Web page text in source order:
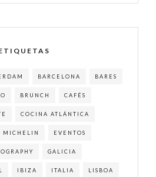
BARCELONA BARES
BRUNCH CAFÉS
COCINA ATLÁNTICA
MICHELIN EVENTOS
GALICIA
IBIZA ITALIA LISBOA